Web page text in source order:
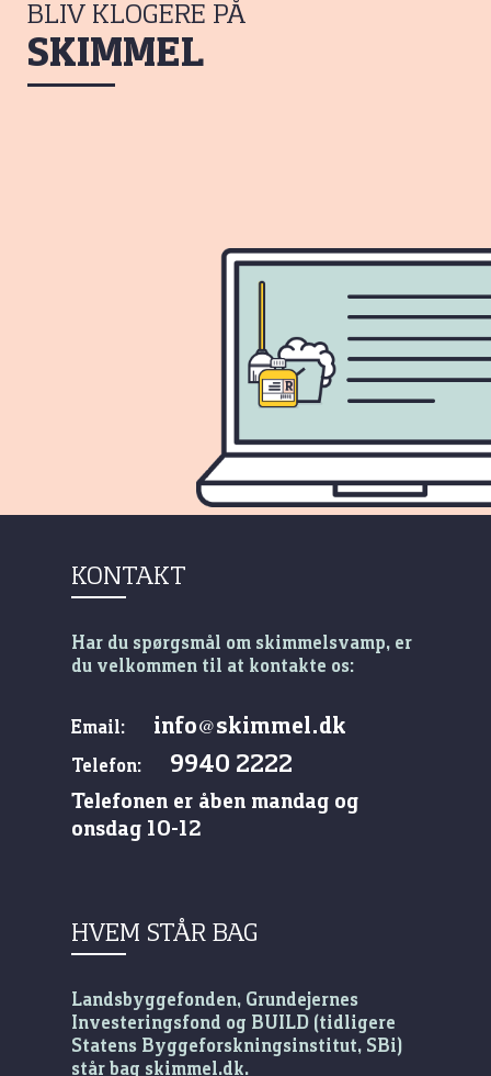
BLIV KLOGERE PÅ
SKIMMEL
KONTAKT
Har du spørgsmål om skimmelsvamp, er
du velkommen til at kontakte os:
Email: info@skimmel.dk
Telefon: 9940 2222
Telefonen er åben mandag og
onsdag 10-12
HVEM STÅR BAG
Landsbyggefonden, Grundejernes
Investeringsfond og BUILD (tidligere
Statens Byggeforskningsinstitut, SBi)
står bag skimmel.dk.